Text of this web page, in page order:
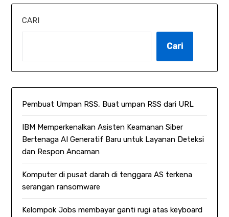
CARI
Cari
Pembuat Umpan RSS, Buat umpan RSS dari URL
IBM Memperkenalkan Asisten Keamanan Siber
Bertenaga AI Generatif Baru untuk Layanan Deteksi
dan Respon Ancaman
Komputer di pusat darah di tenggara AS terkena
serangan ransomware
Kelompok Jobs membayar ganti rugi atas keyboard